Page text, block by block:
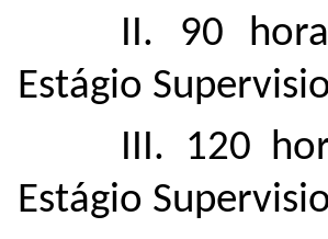
II. 90
Estágio
III. 120
Estágio